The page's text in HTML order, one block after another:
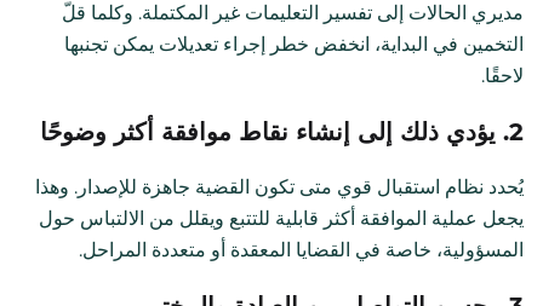
مديري الحالات إلى تفسير التعليمات غير المكتملة. وكلما قلّ
التخمين في البداية، انخفض خطر إجراء تعديلات يمكن تجنبها
لاحقًا.
2. يؤدي ذلك إلى إنشاء نقاط موافقة أكثر وضوحًا
يُحدد نظام استقبال قوي متى تكون القضية جاهزة للإصدار. وهذا
يجعل عملية الموافقة أكثر قابلية للتتبع ويقلل من الالتباس حول
المسؤولية، خاصة في القضايا المعقدة أو متعددة المراحل.